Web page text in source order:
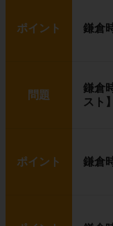
ポイント 鎌倉
問題
鎌倉
スト】
ポイント 鎌倉